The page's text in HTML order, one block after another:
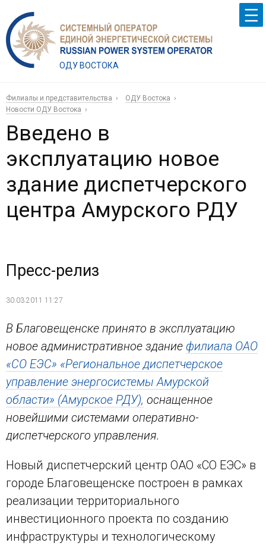
ОДУ ВОСТОКА
Филиалы и представительства
ОДУ Востока
Новости ОДУ Востока
Введено в
эксплуатацию новое
здание диспетчерского
центра Амурского РДУ
Пресс-релиз
30.03.2011 11:27
В Благовещенске принято в эксплуатацию
новое административное здание филиала ОАО
«СО ЕЭС» «Региональное диспетчерское
управление энергосистемы Амурской
области» (Амурское РДУ), оснащенное
новейшими системами оперативно-
диспетчерского управления.
Новый диспетчерский центр ОАО «СО ЕЭС» в
городе Благовещенске построен в рамках
реализации территориального
инвестиционного проекта по созданию
инфраструктуры и технологическому